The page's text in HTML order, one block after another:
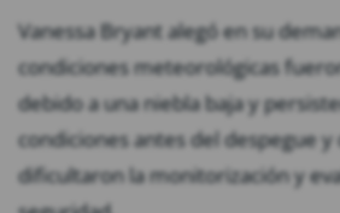
Vanessa Bryant alegó en su
condiciones meteorológicas
debido a una niebla baja y
condiciones antes del despegue
dificultaron la monitorización y